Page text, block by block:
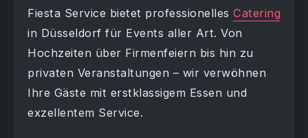
Fiesta Service bietet professionelles Catering
in Düsseldorf für Events aller Art. Von
Hochzeiten über Firmenfeiern bis hin zu
privaten Veranstaltungen – wir verwöhnen
Ihre Gäste mit erstklassigem Essen und
exzellentem Service.